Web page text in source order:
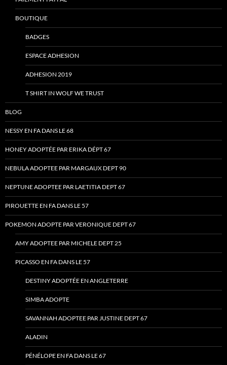
BOUTIQUE
BADGES
ESPACE ADHESION
ADHESION 2019
T SHIRT IN WOLF WE TRUST
BLOG
NESSY EN FA DANS LE 68
HONEY ADOPTÉE PAR ERIKA DÉPT 67
NEBULA ADOPTEE PAR MARGAUX DEPT 90
NEPTUNE ADOPTEE PAR LAETITIA DEPT 67
PIROUETTE EN FA DANS LE 57
POKEMON ADOPTE PAR VERONIQUE DEPT 67
AMY ADOPTEE PAR MICHELE DEPT 25
PICASSO EN FA DANS LE 57
DESTINY ADOPTÉE EN ANGLETERRE
SIMBA ADOPTE
SAVANNAH ADOPTEE PAR JUSTINE DEPT 67
ALADIN
PÉNÉLOPE EN FA DANS LE 67